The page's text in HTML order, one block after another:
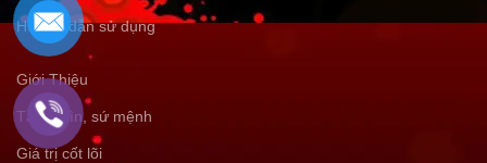
Hướng dẫn sử dụng
Giới Thiệu
Tầm nhìn, sứ mệnh
Giá trị cốt lõi